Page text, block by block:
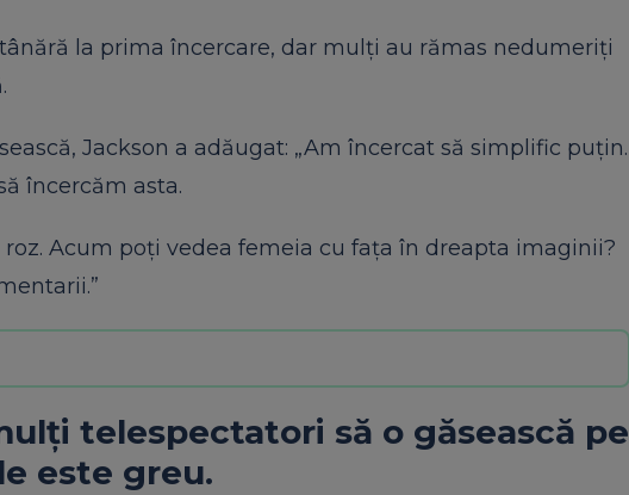
la prima încercare, dar mulți au rămas nedumeriți
Jackson a adăugat: „Am încercat să simplific puțin.
încercăm asta.
Acum poți vedea femeia cu fața în dreapta imaginii?
telespectatori să o găsească pe
este greu.